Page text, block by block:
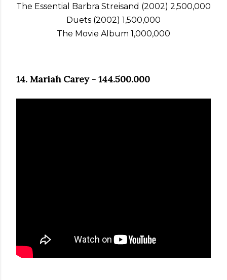
The Essential Barbra Streisand (2002) 2,500,000
Duets (2002) 1,500,000
The Movie Album 1,000,000
14. Mariah Carey - 144.500.000